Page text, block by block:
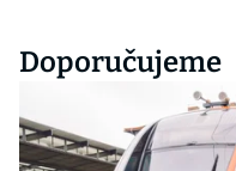
Doporučujeme